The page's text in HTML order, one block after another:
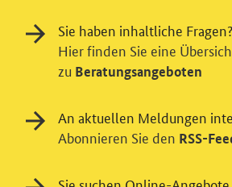
Einwilligung in Tracking
Videodienst
Sie haben inhaltliche Fragen?
Hier finden Sie eine
zu Beratungsangeboten
An aktuellen Meldungen
Abonnieren Sie den RSS-